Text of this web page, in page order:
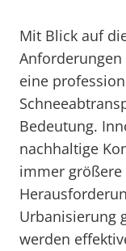
Mit Blick auf
eine
Bedeutung.
nachhaltige
immer
Urbanisierung
werden